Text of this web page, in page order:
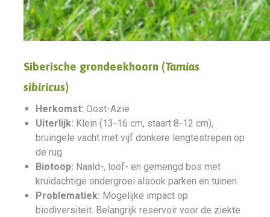
Siberische grondeekhoorn (Tamias
sibiricus)
Herkomst: Oost-Azië
Uiterlijk: Klein (13-16 cm, staart 8-12 cm),
bruingele vacht met vijf donkere lengtestrepen op
de rug
Biotoop: Naald-, loof- en gemengd bos met
kruidachtige ondergroei alsook parken en tuinen.
Problematiek: Mogelijke impact op
biodiversiteit. Belangrijk reservoir voor de ziekte